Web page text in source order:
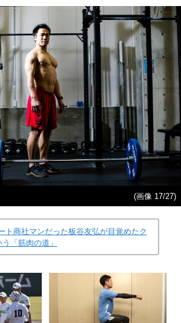
(画像 17/27)
ト商社マンだった板谷友弘が目覚めたク
「筋肉の道」